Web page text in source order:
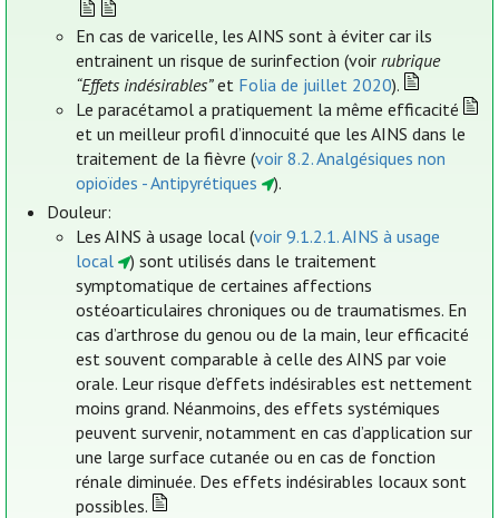
En cas de varicelle, les AINS sont à éviter car ils
entrainent un risque de surinfection (voirrubrique
“Effets indésirables”et Folia de juillet 2020).
Le paracétamol a pratiquement la même efficacité
et un meilleur profil d’innocuité que les AINS dans le
traitement de la fièvre (voir 8.2. Analgésiques non
opioïdes - Antipyrétiques
).
Douleur:
Les AINS à usage local (voir 9.1.2.1. AINS à usage
local
) sont utilisés dans le traitement
symptomatique de certaines affections
ostéoarticulaires chroniques ou de traumatismes. En
cas d’arthrose du genou ou de la main, leur efficacité
est souvent comparable à celle des AINS par voie
orale. Leur risque d’effets indésirables est nettement
moins grand. Néanmoins, des effets systémiques
peuvent survenir, notamment en cas d’application sur
une large surface cutanée ou en cas de fonction
rénale diminuée. Des effets indésirables locaux sont
possibles.